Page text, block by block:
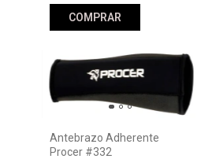
COMPRAR
Antebrazo Adherente
Procer #332